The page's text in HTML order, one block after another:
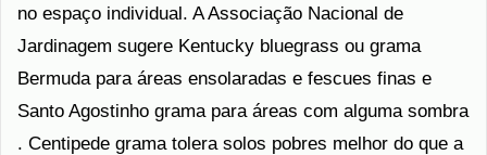
no espaço individual. A Associação Nacional de
Jardinagem sugere Kentucky bluegrass ou grama
Bermuda para áreas ensolaradas e fescues finas e
Santo Agostinho grama para áreas com alguma sombra
. Centipede grama tolera solos pobres melhor do que a